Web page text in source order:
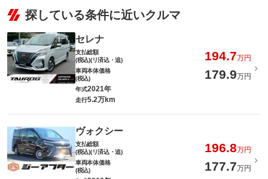
探している条件に近いクルマ
セレナ
支払総額
(税込)(リ済込・追)
194.7万円
車両本体価格
(税込)
179.9万円
年式2021年
走行5.2万km
ヴォクシー
支払総額
(税込)(リ済込・追)
196.8万円
車両本体価格
(税込)
177.7万円